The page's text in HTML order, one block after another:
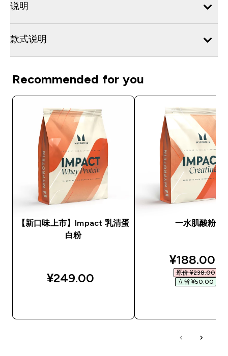
说明
款式说明
Recommended for you
【新口味上市】Impact 乳清蛋
白粉
¥249.00‎
一水肌酸粉
¥188.00‎
原价 ¥238.00‎
立省 ¥50.00‎